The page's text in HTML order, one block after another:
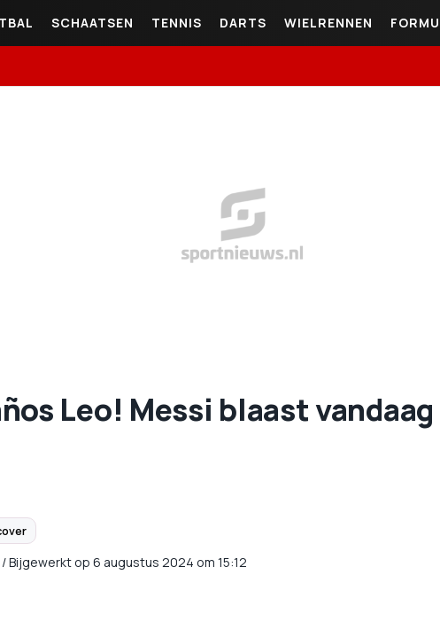
SCHAATSEN TENNIS DARTS WIELRENNEN
Leo! Messi blaast vandaag
/Bijgewerkt op 6 augustus 2024 om 15:12